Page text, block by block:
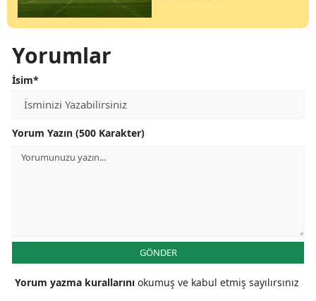
Yorumlar
İsim*
Yorum Yazın (500 Karakter)
GÖNDER
Yorum yazma kurallarını okumuş ve kabul etmiş sayılırsınız